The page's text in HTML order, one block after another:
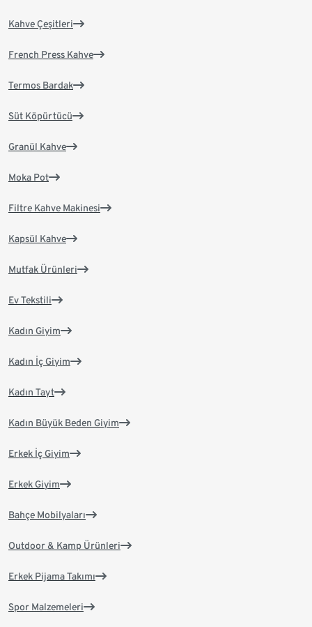
Kahve Çeşitleri
French Press Kahve
Termos Bardak
Süt Köpürtücü
Granül Kahve
Moka Pot
Filtre Kahve Makinesi
Kapsül Kahve
Mutfak Ürünleri
Ev Tekstili
Kadın Giyim
Kadın İç Giyim
Kadın Tayt
Kadın Büyük Beden Giyim
Erkek İç Giyim
Erkek Giyim
Bahçe Mobilyaları
Outdoor & Kamp Ürünleri
Erkek Pijama Takımı
Spor Malzemeleri